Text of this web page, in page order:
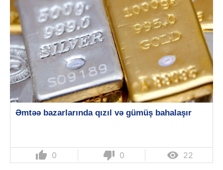
Əmtəə bazarlarında qızıl və gümüş bahalaşır
thumb_up 0 thumb_down 0  22